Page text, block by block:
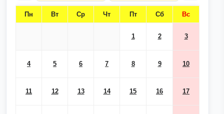
Пн Вт Ср Чт Пт Сб Вс
1 2 3
4 5 6 7 8 9 10
11 12 13 14 15 16 17